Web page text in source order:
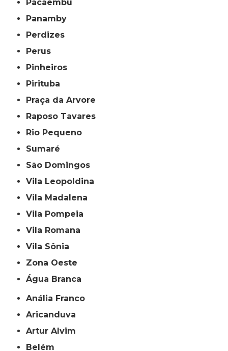
Pacaembu
Panamby
Perdizes
Perus
Pinheiros
Pirituba
Praça da Arvore
Raposo Tavares
Rio Pequeno
Sumaré
São Domingos
Vila Leopoldina
Vila Madalena
Vila Pompeia
Vila Romana
Vila Sônia
Zona Oeste
Água Branca
Anália Franco
Aricanduva
Artur Alvim
Belém